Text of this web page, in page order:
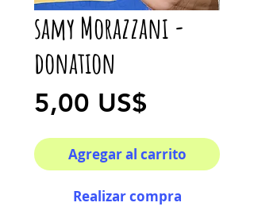
samy Morazzani -
donation
5,00 US$
Agregar al carrito
Realizar compra